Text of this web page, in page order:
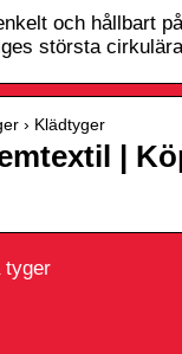
och hållbart
största
› Klädtyger
|
tyger